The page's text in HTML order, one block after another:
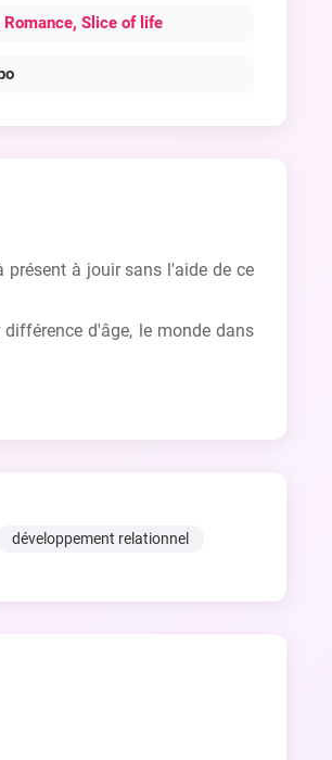
Romance, Slice of life
présent à jouir sans l'aide de ce
d'âge, le monde dans
développement relationnel